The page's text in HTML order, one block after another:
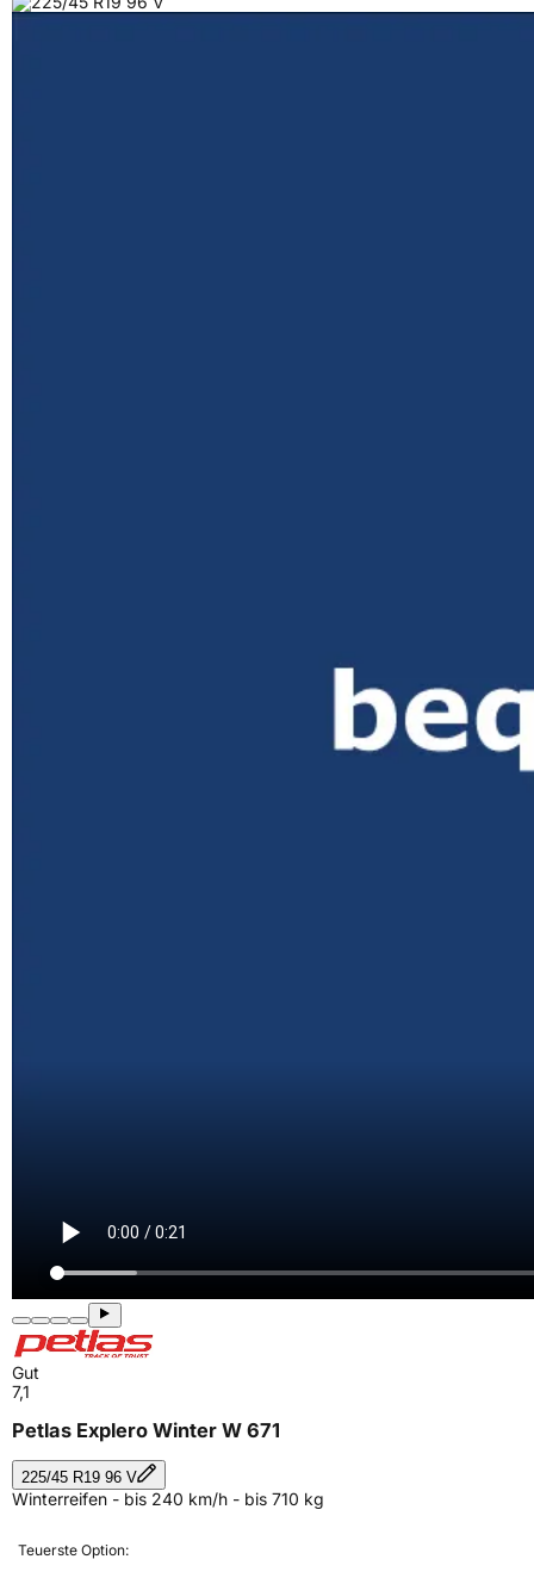
Gut
7,1
Petlas Explero Winter W 671
225/45 R19 96 V
Winterreifen - bis 240 km/h - bis 710 kg
Teuerste Option: